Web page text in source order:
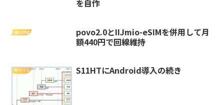
を自作
通信回線
povo2.0とIIJmio-eSIMを併用して月
額440円で回線維持
モバイル S11HTにAndroid導入の続き